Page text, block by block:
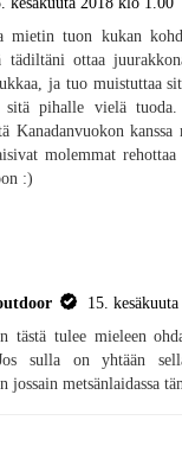
mietin tuon kukan
tädiltäni ottaa
ja tuo muistuttaa
sitä pihalle vielä tuoda.
Kanadanvuokon
molemmat
:)
15.
tästä tulee mieleen
sulla on yhtään
jossain metsänlaidassa